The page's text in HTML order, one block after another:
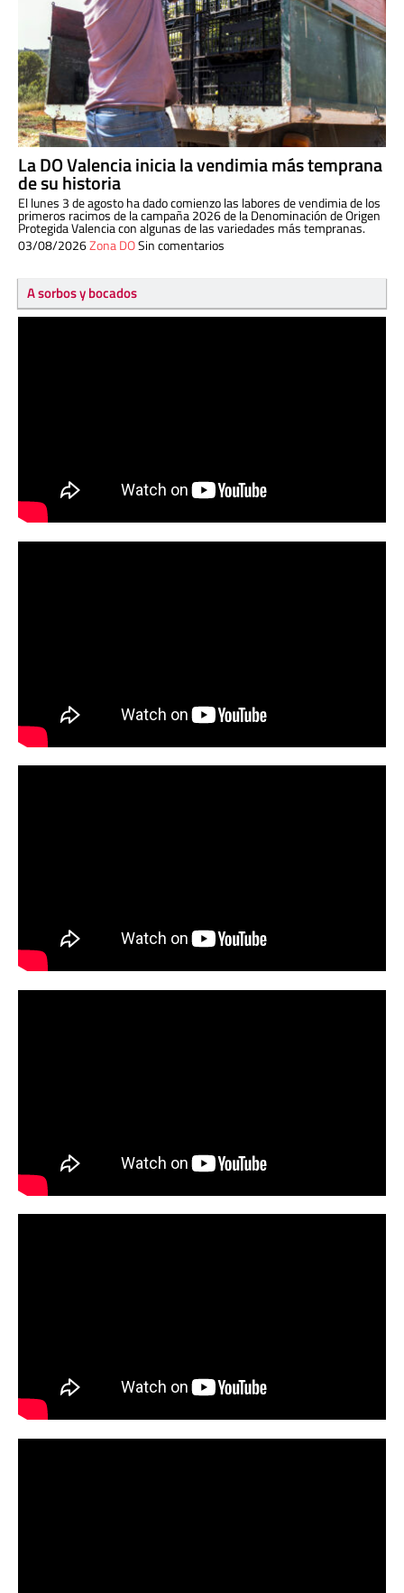
La DO Valencia inicia la vendimia más temprana
de su historia
El lunes 3 de agosto ha dado comienzo las labores de vendimia de los
primeros racimos de la campaña 2026 de la Denominación de Origen
Protegida Valencia con algunas de las variedades más tempranas.
03/08/2026Zona DOSin comentarios
A sorbos y bocados